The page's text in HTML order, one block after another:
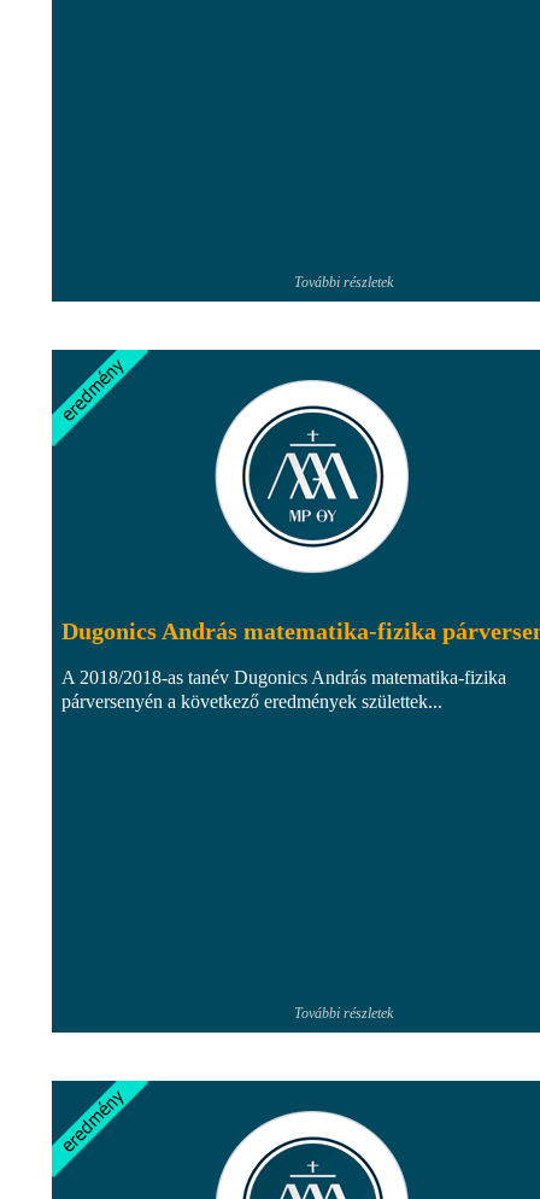
További részletek
Dugonics András matematika-fizika
A 2018/2018-as tanév Dugonics András matematika-fizika
párversenyén a következő eredmények születtek...
További részletek